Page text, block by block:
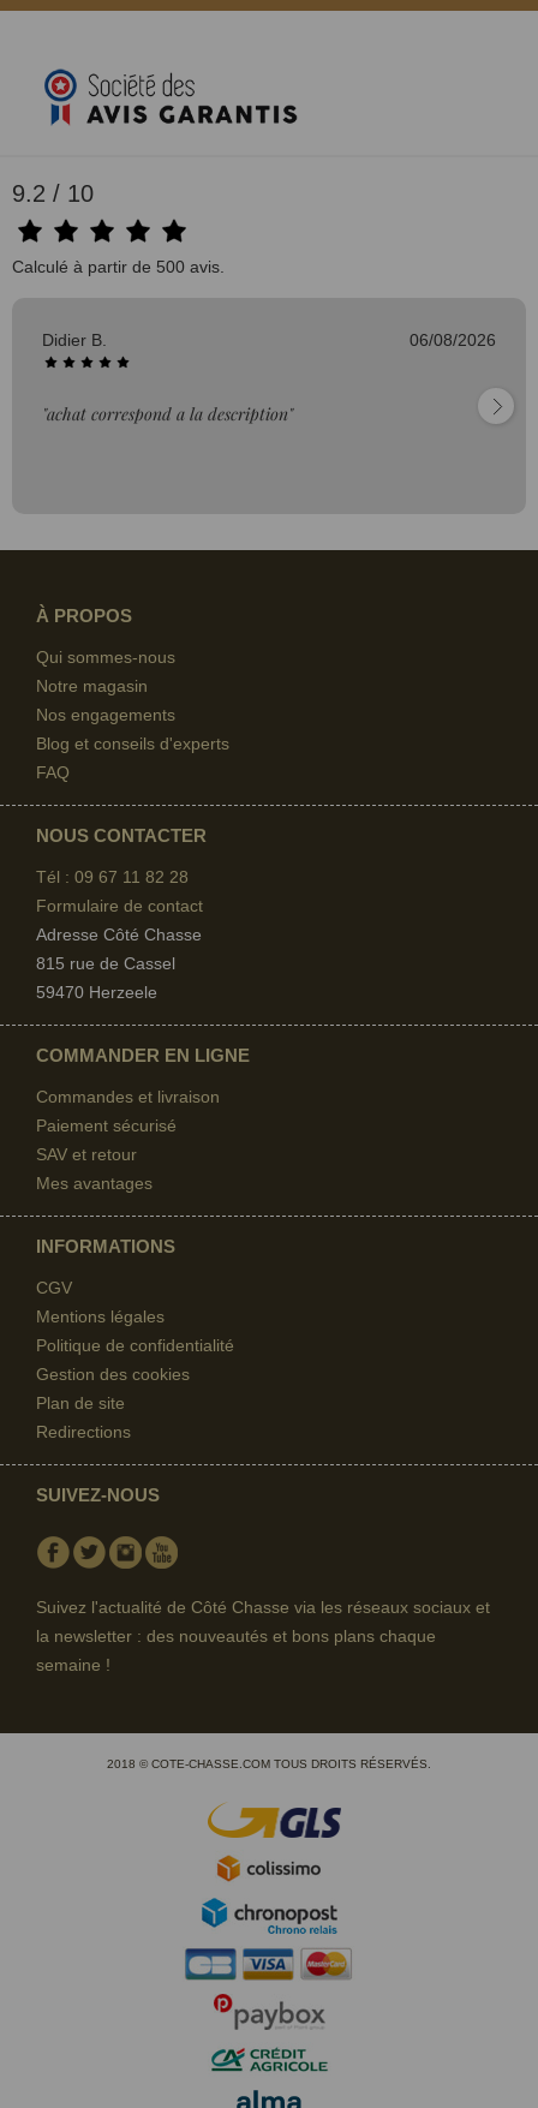
(1 avis)
(2 avis)
9.2 / 10
Calculé à partir de 500 avis.
Didier B. 06/08/2026
"achat correspond a la description"
À PROPOS
Qui sommes-nous
Notre magasin
Nos engagements
Blog et conseils d'experts
FAQ
NOUS CONTACTER
Tél : 09 67 11 82 28
Formulaire de contact
Adresse Côté Chasse
815 rue de Cassel
59470 Herzeele
COMMANDER EN LIGNE
Commandes et livraison
Paiement sécurisé
SAV et retour
Mes avantages
INFORMATIONS
CGV
Mentions légales
Politique de confidentialité
Gestion des cookies
Plan de site
Redirections
SUIVEZ-NOUS
Facebook
TwitterInstagram
Suivez l'actualité de Côté Chasse via les réseaux sociaux et
la newsletter : des nouveautés et bons plans chaque
semaine !
2018 © COTE-CHASSE.COM TOUS DROITS RÉSERVÉS.